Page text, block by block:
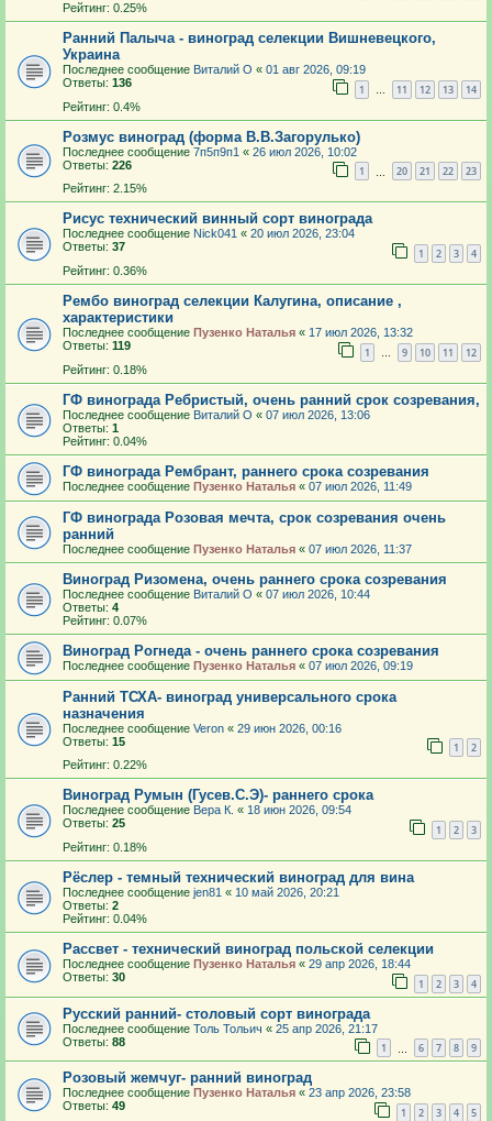
Рейтинг: 0.25%
Ранний Палыча - виноград селекции Вишневецкого,
Украина
Последнее сообщение Виталий О « 01 авг 2026, 09:19
Ответы: 136 1 … 11 12 13 14
Рейтинг: 0.4%
Розмус виноград (форма В.В.Загорулько)
Последнее сообщение 7п5п9п1 « 26 июл 2026, 10:02
Ответы: 226 1 20 21 22 23
Рейтинг: 2.15%
Рисус технический винный сорт винограда
Последнее сообщение Nick041 « 20 июл 2026, 23:04
Ответы: 37 1 2 3 4
Рейтинг: 0.36%
Рембо виноград селекции Калугина, описание ,
характеристики
Последнее сообщение Пузенко Наталья « 17 июл 2026, 13:32
Ответы: 119 1 … 9 10 11 12
Рейтинг: 0.18%
ГФ винограда Ребристый, очень ранний срок созревания,
Последнее сообщение Виталий О « 07 июл 2026, 13:06
Ответы: 1
Рейтинг: 0.04%
ГФ винограда Рембрант, раннего срока созревания
Последнее сообщение Пузенко Наталья « 07 июл 2026, 11:49
ГФ винограда Розовая мечта, срок созревания очень
ранний
Последнее сообщение Пузенко Наталья « 07 июл 2026, 11:37
Виноград Ризомена, очень раннего срока созревания
Последнее сообщение Виталий О « 07 июл 2026, 10:44
Ответы: 4
Рейтинг: 0.07%
Виноград Рогнеда - очень раннего срока созревания
Последнее сообщение Пузенко Наталья « 07 июл 2026, 09:19
Ранний ТСХА- виноград универсального срока
назначения
Последнее сообщение Veron « 29 июн 2026, 00:16
Ответы: 15 1 2
Рейтинг: 0.22%
Виноград Румын (Гусев.С.Э)- раннего срока
Последнее сообщение Вера К. « 18 июн 2026, 09:54
Ответы: 25 1 2 3
Рейтинг: 0.18%
Рёслер - темный технический виноград для вина
Последнее сообщение jen81 « 10 май 2026, 20:21
Ответы: 2
Рейтинг: 0.04%
Рассвет - технический виноград польской селекции
Последнее сообщение Пузенко Наталья « 29 апр 2026, 18:44
Ответы: 30 1 2 3 4
Русский ранний- столовый сорт винограда
Последнее сообщение Толь Тольич « 25 апр 2026, 21:17
Ответы: 88 1 6 7 8 9
Розовый жемчуг- ранний виноград
Последнее сообщение Пузенко Наталья « 23 апр 2026, 23:58
Ответы: 49 1 2 3 4 5